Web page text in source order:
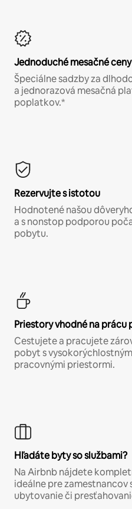
Jednoduché mesačné ceny
Špeciálne sadzby za
a jednorazová mesačná
poplatkov.*
Rezervujte s istotou
Hodnotené našou
a s nonstop podporou
pobytu.
Priestory vhodné na
Cestujete a pracujete
pobyt s
pracovnými priestormi.
Hľadáte byty so službami?
Na Airbnb nájdete
ideálne pre
ubytovanie či